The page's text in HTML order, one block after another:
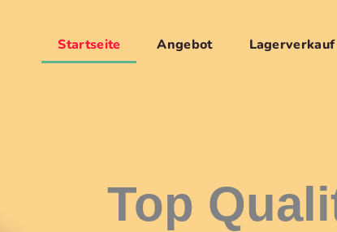
Startseite Angebot Lagerverkauf
Top